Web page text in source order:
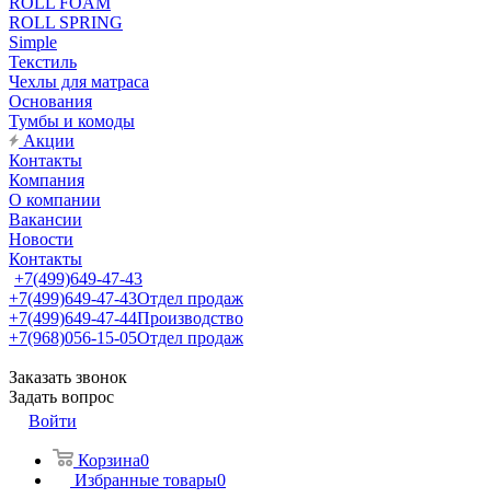
ROLL SPRING
Simple
Текстиль
Чехлы для матраса
Основания
Тумбы и комоды
Акции
Контакты
Компания
О компании
Вакансии
Новости
Контакты
+7(499)649-47-43
+7(499)649-47-43Отдел продаж
+7(499)649-47-44Производство
+7(968)056-15-05Отдел продаж
Заказать звонок
Задать вопрос
Войти
Корзина0
Избранные товары0